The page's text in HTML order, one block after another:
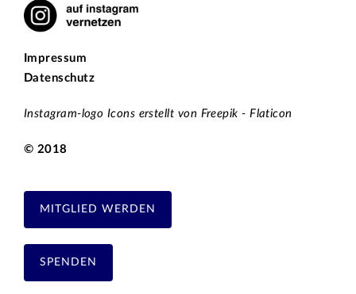
Impressum
Datenschutz
Instagram-logo Icons erstellt von Freepik - Flaticon
© 2018
MITGLIED WERDEN
SPENDEN